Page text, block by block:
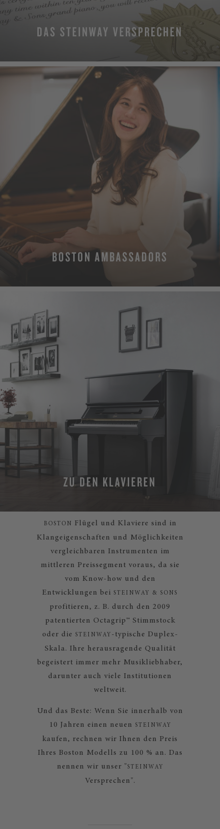
DAS STEINWAY VERSPRECHEN
BOSTON AMBASSADORS
ZU DEN KLAVIEREN
BOSTON Flügel und Klaviere sind in
Klangeigenschaften und Möglichkeiten
vergleichbaren Instrumenten im
mittleren Preissegment voraus, da sie
vom Know-how und den
Entwicklungen bei STEINWAY & SONS
profitieren, z. B. durch den 2009
patentierten Octagrip™ Stimmstock
oder die
STEINWAY -typische Duplex-
Skala. Ihre herausragende Qualität
begeistert immer mehr Musikliebhaber,
darunter auch viele Institutionen
weltweit.
Und das Beste: Wenn Sie innerhalb von
10 Jahren einen neuen
STEINWAY
kaufen, rechnen wir Ihnen den Preis
Ihres Boston Modells zu 100 % an. Das
nennen wir unser " STEINWAY
Versprechen".